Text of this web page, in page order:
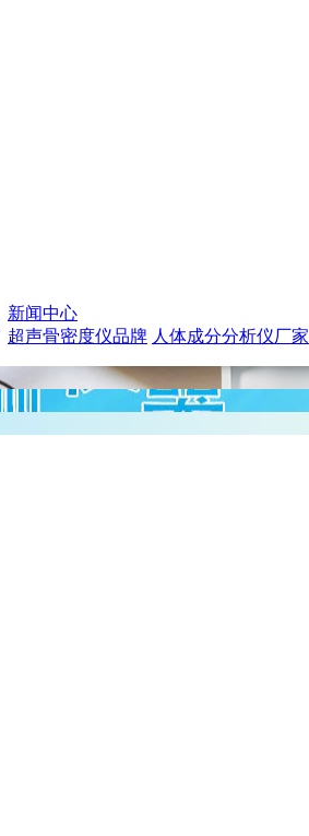
新闻中心
超声骨密度仪品牌 人体成分分析仪厂家